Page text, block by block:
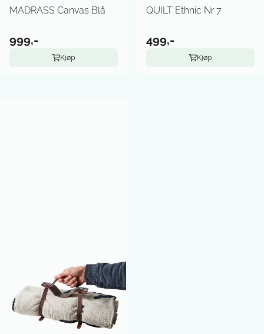
MADRASS Canvas Blå
999,-
Kjøp
QUILT Ethnic Nr 7
499,-
Kjøp